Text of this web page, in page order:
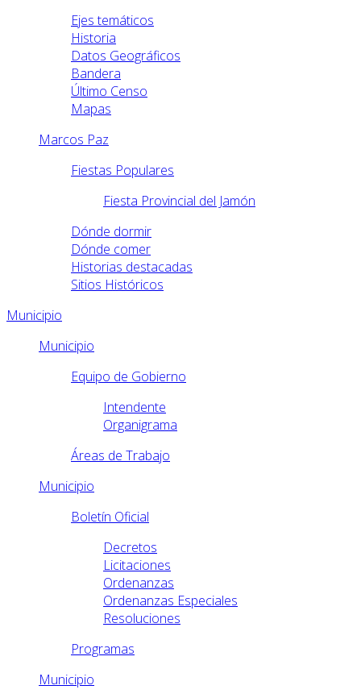
Ejes temáticos
Historia
Datos Geográficos
Bandera
Último Censo
Mapas
Marcos Paz
Fiestas Populares
Fiesta Provincial del Jamón
Dónde dormir
Dónde comer
Historias destacadas
Sitios Históricos
Municipio
Municipio
Equipo de Gobierno
Intendente
Organigrama
Áreas de Trabajo
Municipio
Boletín Oficial
Decretos
Licitaciones
Ordenanzas
Ordenanzas Especiales
Resoluciones
Programas
Municipio